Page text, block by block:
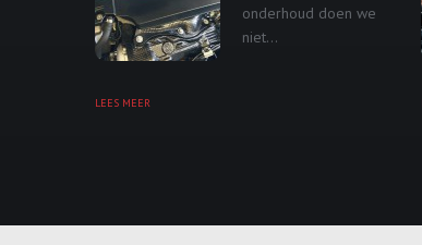
onderhoud doen we
niet...
LEES MEER